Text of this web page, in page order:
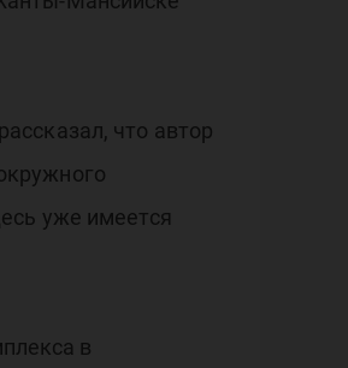
что автор
уже имеется
в